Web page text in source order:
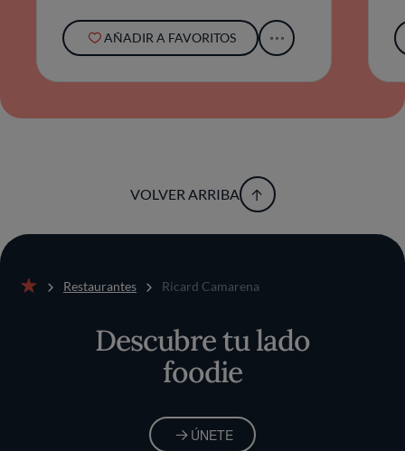
distinción del restaurante no radica en
artificios, sino en esa tensión contenida entre
sencillez aparente y profundidad gustativa.
Camarena muestra, bocado a bocado, cómo
sostener una experiencia capaz de perdurar
territorio y su tiempo.
AÑADIR A FAVORITOS
VOLVER ARRIBA
Restaurantes Ricard Camarena
Descubre tu lado
foodie
ÚNETE